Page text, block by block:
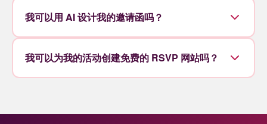
我可以用 AI 设计我的邀请函吗？
我可以为我的活动创建免费的 RSVP 网站吗？